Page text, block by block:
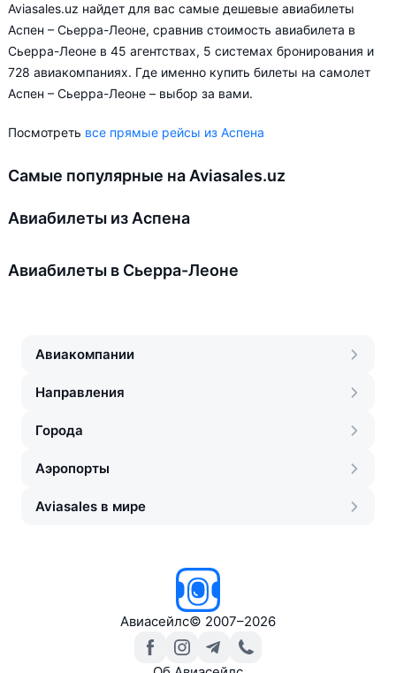
Aviasales.uz найдет для вас самые дешевые авиабилеты
Аспен – Сьерра-Леоне, сравнив стоимость авиабилета в
Сьерра-Леоне в 45 агентствах, 5 системах бронирования и
728 авиакомпаниях. Где именно купить билеты на самолет
Аспен – Сьерра-Леоне – выбор за вами.
Посмотреть все прямые рейсы из Аспена
Самые популярные на Aviasales.uz
Авиабилеты из Аспена
Авиабилеты в Сьерра-Леоне
Авиакомпании
Направления
Города
Аэропорты
Aviasales в мире
Авиасейлс© 2007–2026